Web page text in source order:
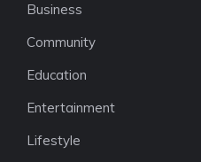
Business
Community
Education
Entertainment
Lifestyle